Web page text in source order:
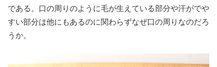
である。口の周りのように毛が生えている部分や汗がでや
すい部分は他にもあるのに関わらずなぜ口の周りなのだろ
うか。